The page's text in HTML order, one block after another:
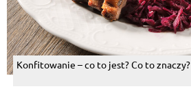
Konfitowanie – co to jest? Co to znaczy?